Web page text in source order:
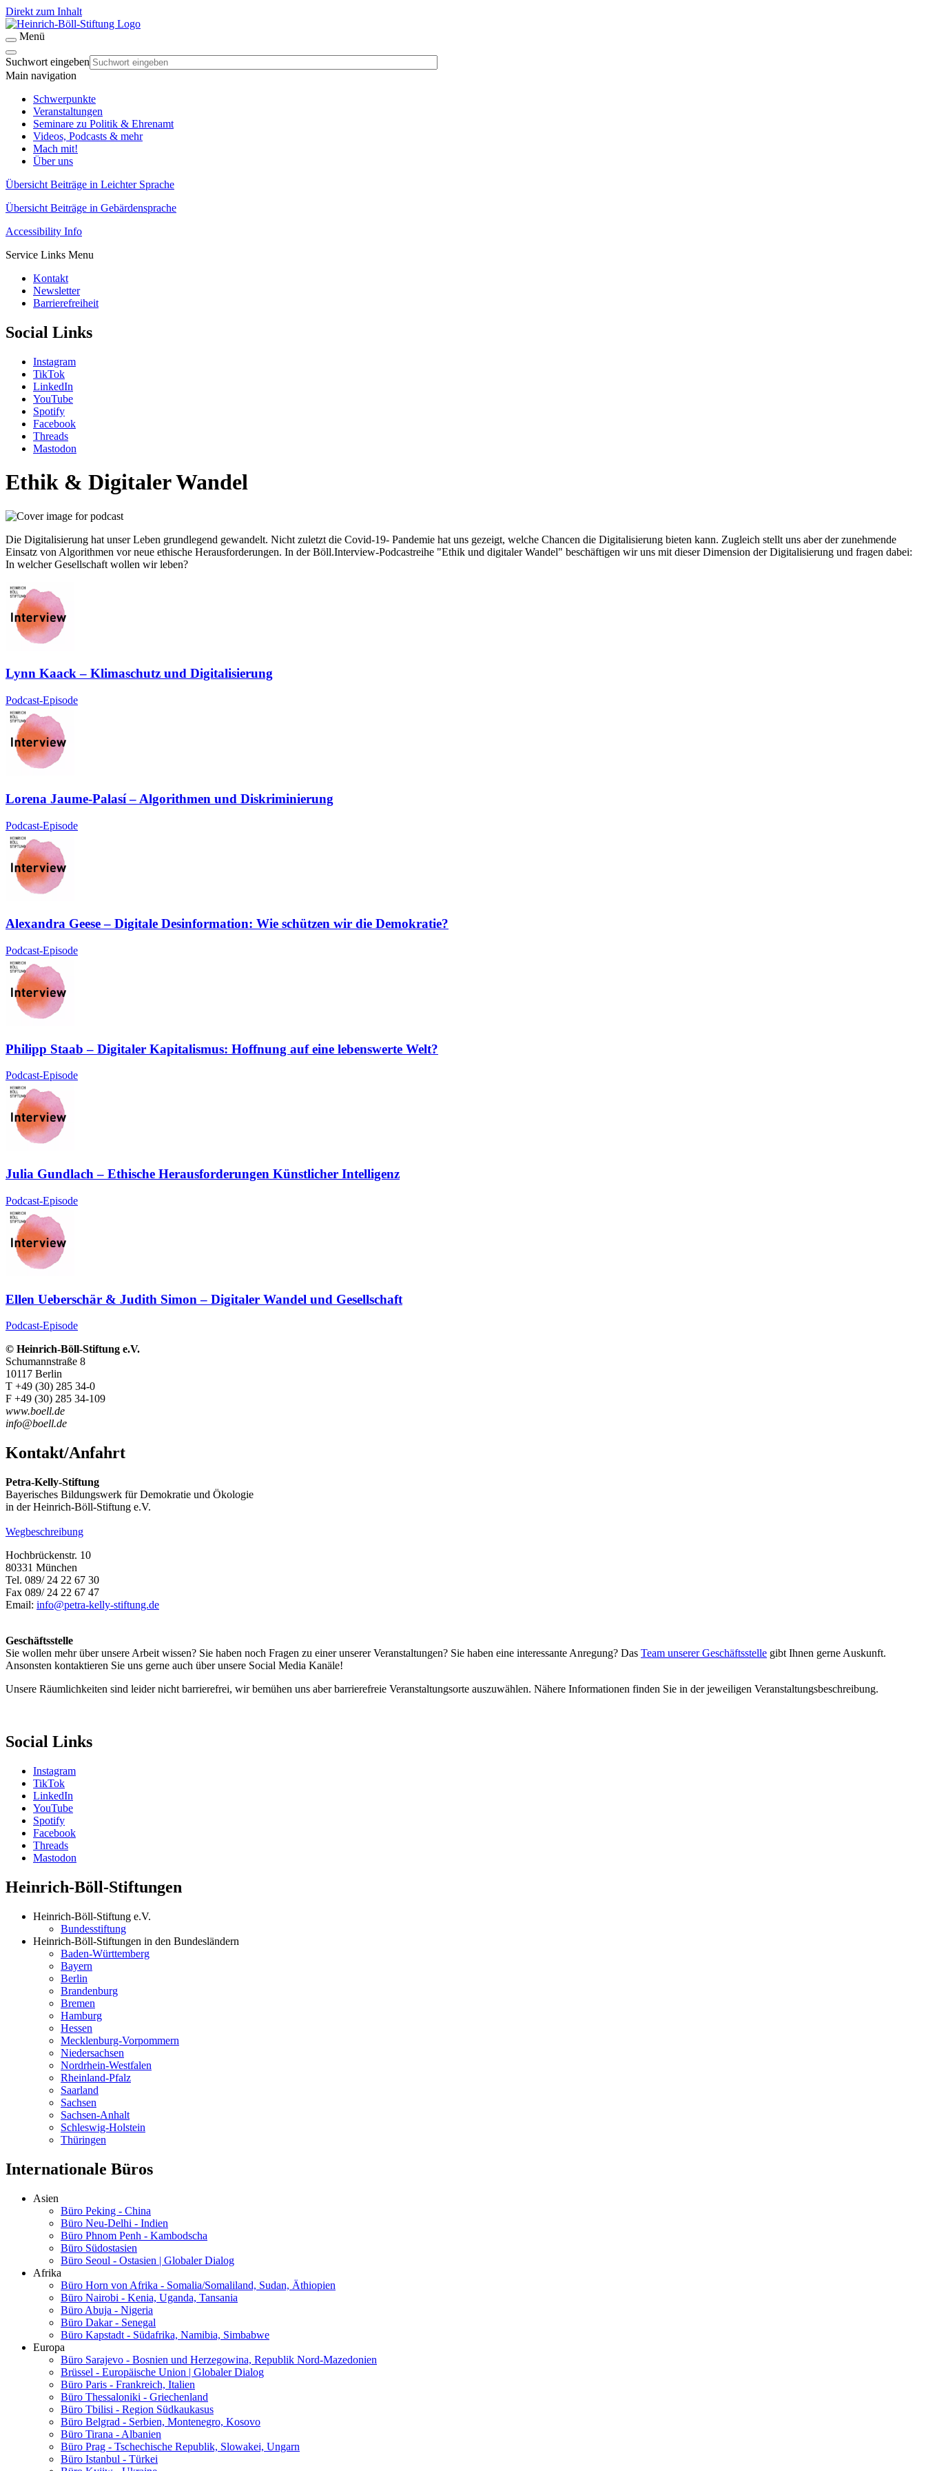
Direkt zum Inhalt
Menü
Suchwort eingeben
Main navigation
Schwerpunkte
Veranstaltungen
Seminare zu Politik & Ehrenamt
Videos, Podcasts & mehr
Mach mit!
Über uns
Übersicht Beiträge in Leichter Sprache
Übersicht Beiträge in Gebärdensprache
Accessibility Info
Service Links Menu
Kontakt
Newsletter
Barrierefreiheit
Social Links
Instagram
TikTok
LinkedIn
YouTube
Spotify
Facebook
Threads
Mastodon
Ethik & Digitaler Wandel
Die Digitalisierung hat unser Leben grundlegend gewandelt. Nicht zuletzt die Covid-19- Pandemie hat uns gezeigt, welche Chancen die Digitalisierung bieten kann. Zugleich stellt uns aber der zunehmende
Einsatz von Algorithmen vor neue ethische Herausforderungen. In der Böll.Interview-Podcastreihe "Ethik und digitaler Wandel" beschäftigen wir uns mit dieser Dimension der Digitalisierung und fragen dabei:
In welcher Gesellschaft wollen wir leben?
Lynn Kaack – Klimaschutz und Digitalisierung
Podcast-Episode
Lorena Jaume-Palasí – Algorithmen und Diskriminierung
Podcast-Episode
Alexandra Geese – Digitale Desinformation: Wie schützen wir die Demokratie?
Podcast-Episode
Philipp Staab – Digitaler Kapitalismus: Hoffnung auf eine lebenswerte Welt?
Podcast-Episode
Julia Gundlach – Ethische Herausforderungen Künstlicher Intelligenz
Podcast-Episode
Ellen Ueberschär & Judith Simon – Digitaler Wandel und Gesellschaft
Podcast-Episode
© Heinrich-Böll-Stiftung e.V.
Schumannstraße 8
10117 Berlin
T +49 (30) 285 34-0
F +49 (30) 285 34-109
www.boell.de
info@boell.de
Kontakt/Anfahrt
Petra-Kelly-Stiftung
Bayerisches Bildungswerk für Demokratie und Ökologie
in der Heinrich-Böll-Stiftung e.V.
Wegbeschreibung
Hochbrückenstr. 10
80331 München
Tel. 089/ 24 22 67 30
Fax 089/ 24 22 67 47
Email: info@petra-kelly-stiftung.de
Geschäftsstelle
Sie wollen mehr über unsere Arbeit wissen? Sie haben noch Fragen zu einer unserer Veranstaltungen? Sie haben eine interessante Anregung? Das Team unserer Geschäftsstelle gibt Ihnen gerne Auskunft.
Ansonsten kontaktieren Sie uns gerne auch über unsere Social Media Kanäle!
Unsere Räumlichkeiten sind leider nicht barrierefrei, wir bemühen uns aber barrierefreie Veranstaltungsorte auszuwählen. Nähere Informationen finden Sie in der jeweiligen Veranstaltungsbeschreibung.
Social Links
Instagram
TikTok
LinkedIn
YouTube
Spotify
Facebook
Threads
Mastodon
Heinrich-Böll-Stiftungen
Heinrich-Böll-Stiftung e.V.
Bundesstiftung
Heinrich-Böll-Stiftungen in den Bundesländern
Baden-Württemberg
Bayern
Berlin
Brandenburg
Bremen
Hamburg
Hessen
Mecklenburg-Vorpommern
Niedersachsen
Nordrhein-Westfalen
Rheinland-Pfalz
Saarland
Sachsen
Sachsen-Anhalt
Schleswig-Holstein
Thüringen
Internationale Büros
Asien
Büro Peking - China
Büro Neu-Delhi - Indien
Büro Phnom Penh - Kambodscha
Büro Südostasien
Büro Seoul - Ostasien | Globaler Dialog
Afrika
Büro Horn von Afrika - Somalia/Somaliland, Sudan, Äthiopien
Büro Nairobi - Kenia, Uganda, Tansania
Büro Abuja - Nigeria
Büro Dakar - Senegal
Büro Kapstadt - Südafrika, Namibia, Simbabwe
Europa
Büro Sarajevo - Bosnien und Herzegowina, Republik Nord-Mazedonien
Brüssel - Europäische Union | Globaler Dialog
Büro Paris - Frankreich, Italien
Büro Thessaloniki - Griechenland
Büro Tbilisi - Region Südkaukasus
Büro Belgrad - Serbien, Montenegro, Kosovo
Büro Tirana - Albanien
Büro Prag - Tschechische Republik, Slowakei, Ungarn
Büro Istanbul - Türkei